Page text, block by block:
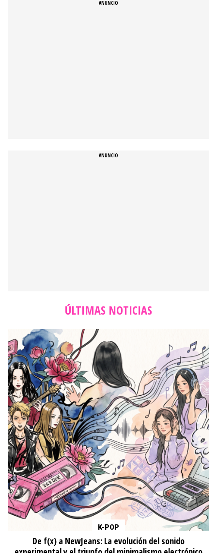
ÚLTIMAS NOTICIAS
K-POP
De f(x) a NewJeans: La evolución del sonido